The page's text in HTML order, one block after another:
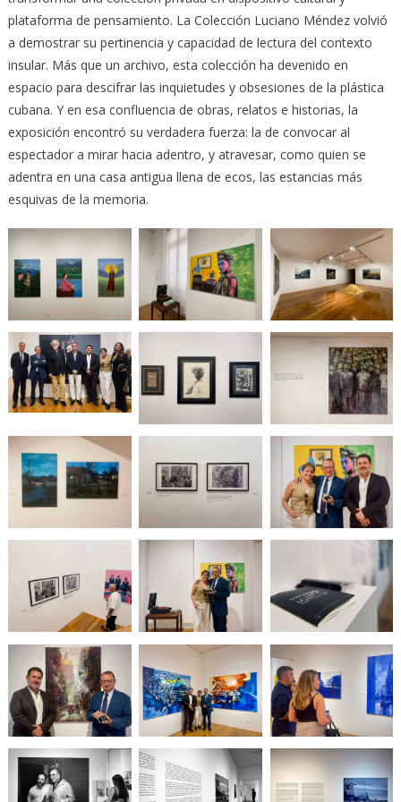
plataforma de pensamiento. La Colección Luciano Méndez volvió
a demostrar su pertinencia y capacidad de lectura del contexto
insular. Más que un archivo, esta colección ha devenido en
espacio para descifrar las inquietudes y obsesiones de la plástica
cubana. Y en esa confluencia de obras, relatos e historias, la
exposición encontró su verdadera fuerza: la de convocar al
espectador a mirar hacia adentro, y atravesar, como quien se
adentra en una casa antigua llena de ecos, las estancias más
esquivas de la memoria.